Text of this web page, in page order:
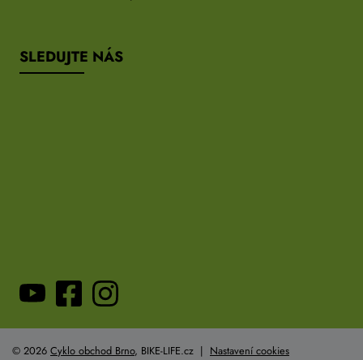
SLEDUJTE NÁS
© 2026 Cyklo obchod Brno, BIKE-LIFE.cz | Nastavení cookies